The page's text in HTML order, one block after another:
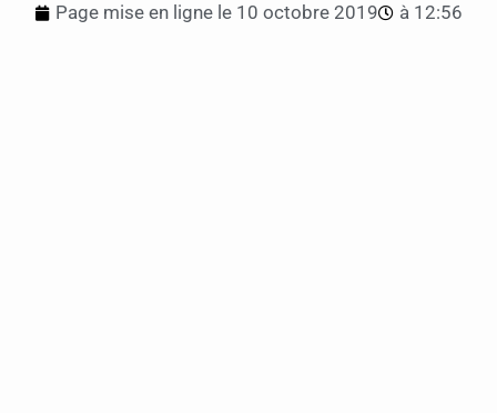
Page mise en ligne le 10 octobre 2019 à 12:56